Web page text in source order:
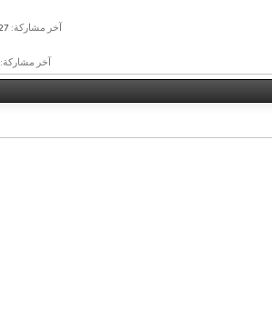
آخر مشاركة:
آخر مشاركة: